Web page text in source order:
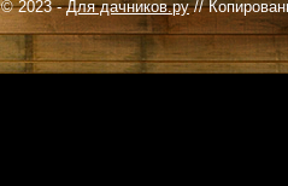
© 2023 -Для дачников.ру//